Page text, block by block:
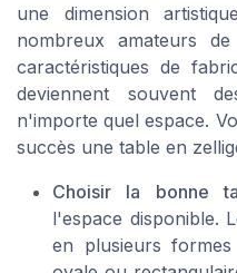
une dimension
nombreux amateurs
caractéristiques de
deviennent souvent
n'importe quel espace.
succès une table en
Choisir la bonne
l'espace disponible.
en plusieurs